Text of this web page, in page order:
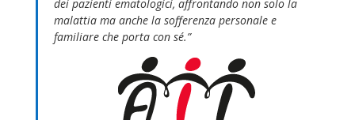
dei pazienti ematologici, affrontando non solo la
malattia ma anche la sofferenza personale e
familiare che porta con sé.”